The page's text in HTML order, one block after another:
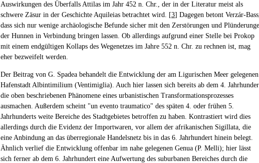
Auswirkungen des Überfalls Attilas im Jahr 452 n. Chr., der in der Literatur meist als
schwere Zäsur in der Geschichte Aquileias betrachtet wird. [3] Dagegen betont Verzár-
dass sich nur wenige archäologische Befunde sicher mit den Zerstörungen und
der Hunnen in Verbindung bringen lassen. Ob allerdings aufgrund einer Stelle bei Prokop
mit einem endgültigen Kollaps des Wegenetzes im Jahre 552 n. Chr. zu rechnen ist, mag
eher bezweifelt werden.
Der Beitrag von G. Spadea behandelt die Entwicklung der am Ligurischen Meer gelegenen
Hafenstadt Albintimilium (Ventimiglia). Auch hier lassen sich bereits ab dem 4.
die oben beschriebenen Phänomene eines urbanistischen Transformationsprozesses
ausmachen. Außerdem scheint "un evento traumatico" des späten 4. oder frühen 5.
Jahrhunderts weite Bereiche des Stadtgebietes betroffen zu haben. Kontrastiert wird dies
allerdings durch die Evidenz der Importwaren, vor allem der afrikanischen Sigillata, die
eine Anbindung an das überregionale Handelsnetz bis in das 6. Jahrhundert hinein belegt.
Ähnlich verlief die Entwicklung offenbar im nahe gelegenen Genua (P. Melli); hier lässt
sich ferner ab dem 6. Jahrhundert eine Aufwertung des suburbanen Bereiches durch die